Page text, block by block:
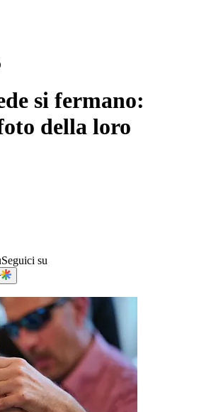
si fermano:
della loro
Seguici su